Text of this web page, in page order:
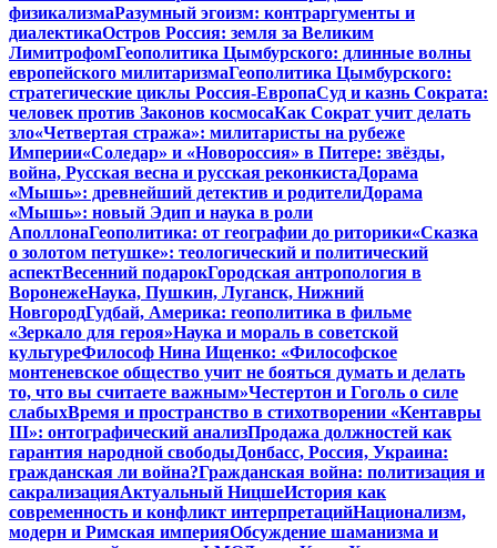
физикализмаРазумный эгоизм: контраргументы и
диалектикаОстров Россия: земля за Великим
ЛимитрофомГеополитика Цымбурского: длинные волны
европейского милитаризмаГеополитика Цымбурского:
стратегические циклы Россия-ЕвропаСуд и казнь Сократа:
человек против Законов космосаКак Сократ учит делать
зло«Четвертая стража»: милитаристы на рубеже
Империи«Соледар» и «Новороссия» в Питере: звёзды,
война, Русская весна и русская реконкистаДорама
«Мышь»: древнейший детектив и родителиДорама
«Мышь»: новый Эдип и наука в роли
АполлонаГеополитика: от географии до риторики«Сказка
о золотом петушке»: теологический и политический
аспектВесенний подарокГородская антропология в
ВоронежеНаука, Пушкин, Луганск, Нижний
НовгородГудбай, Америка: геополитика в фильме
«Зеркало для героя»Наука и мораль в советской
культуреФилософ Нина Ищенко: «Философское
монтеневское общество учит не бояться думать и делать
то, что вы считаете важным»Честертон и Гоголь о силе
слабыхВремя и пространство в стихотворении «Кентавры
III»: онтографический анализПродажа должностей как
гарантия народной свободыДонбасс, Россия, Украина:
гражданская ли война?Гражданская война: политизация и
сакрализацияАктуальный НицшеИстория как
современность и конфликт интерпретацийНационализм,
модерн и Римская империяОбсуждение шаманизма и